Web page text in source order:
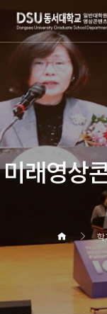
미래영상
학